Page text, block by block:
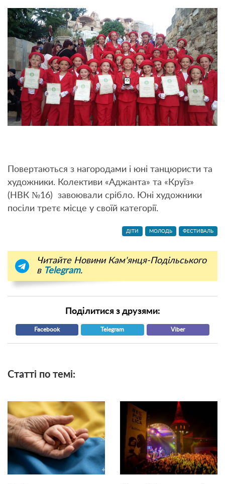
Повертаються з нагородами і юні танцюристи та
художники. Колективи «Аджанта» та «Круїз»
(НВК №16) завоювали срібло. Юні художники
посіли третє місце у своїй категорії.
ДІТИ МОЛОДЬ ФЕСТИВАЛЬ
Читайте Новини Кам'янця-Подільського
в Telegram.
Поділитися з друзями:
Facebook Telegram Viber
Статті по темі: